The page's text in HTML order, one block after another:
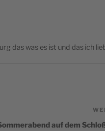
das was es ist und das ich
auf dem